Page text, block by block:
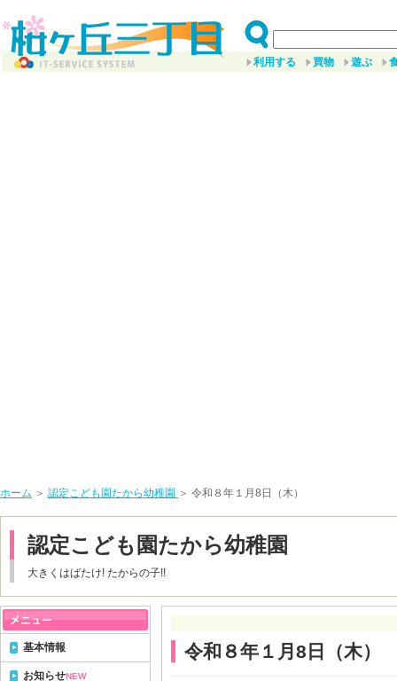
利用する 買物 遊ぶ
ホーム ＞ 認定こども園たから幼稚園 ＞ 令和８年１月8日（木）
認定こども園たから幼稚園
大きくはばたけ! たからの子!!
令和８年１月8日（木）
基本情報
お知らせNEW